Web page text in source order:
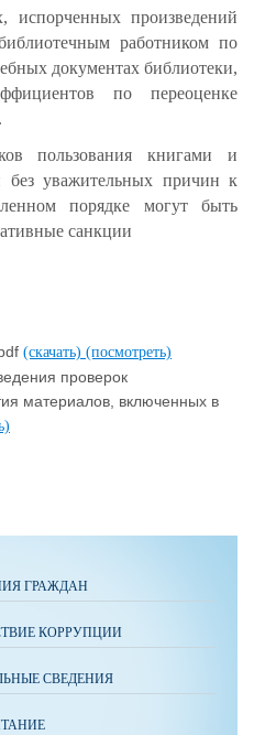
испорченных произведений
работником по
документах библиотеки,
по переоценке
пользования книгами и
без уважительных причин к
порядке могут быть
санкции
(скачать) (посмотреть)
проверок
материалов, включенных в
ГРАЖДАН
КОРРУПЦИИ
СВЕДЕНИЯ